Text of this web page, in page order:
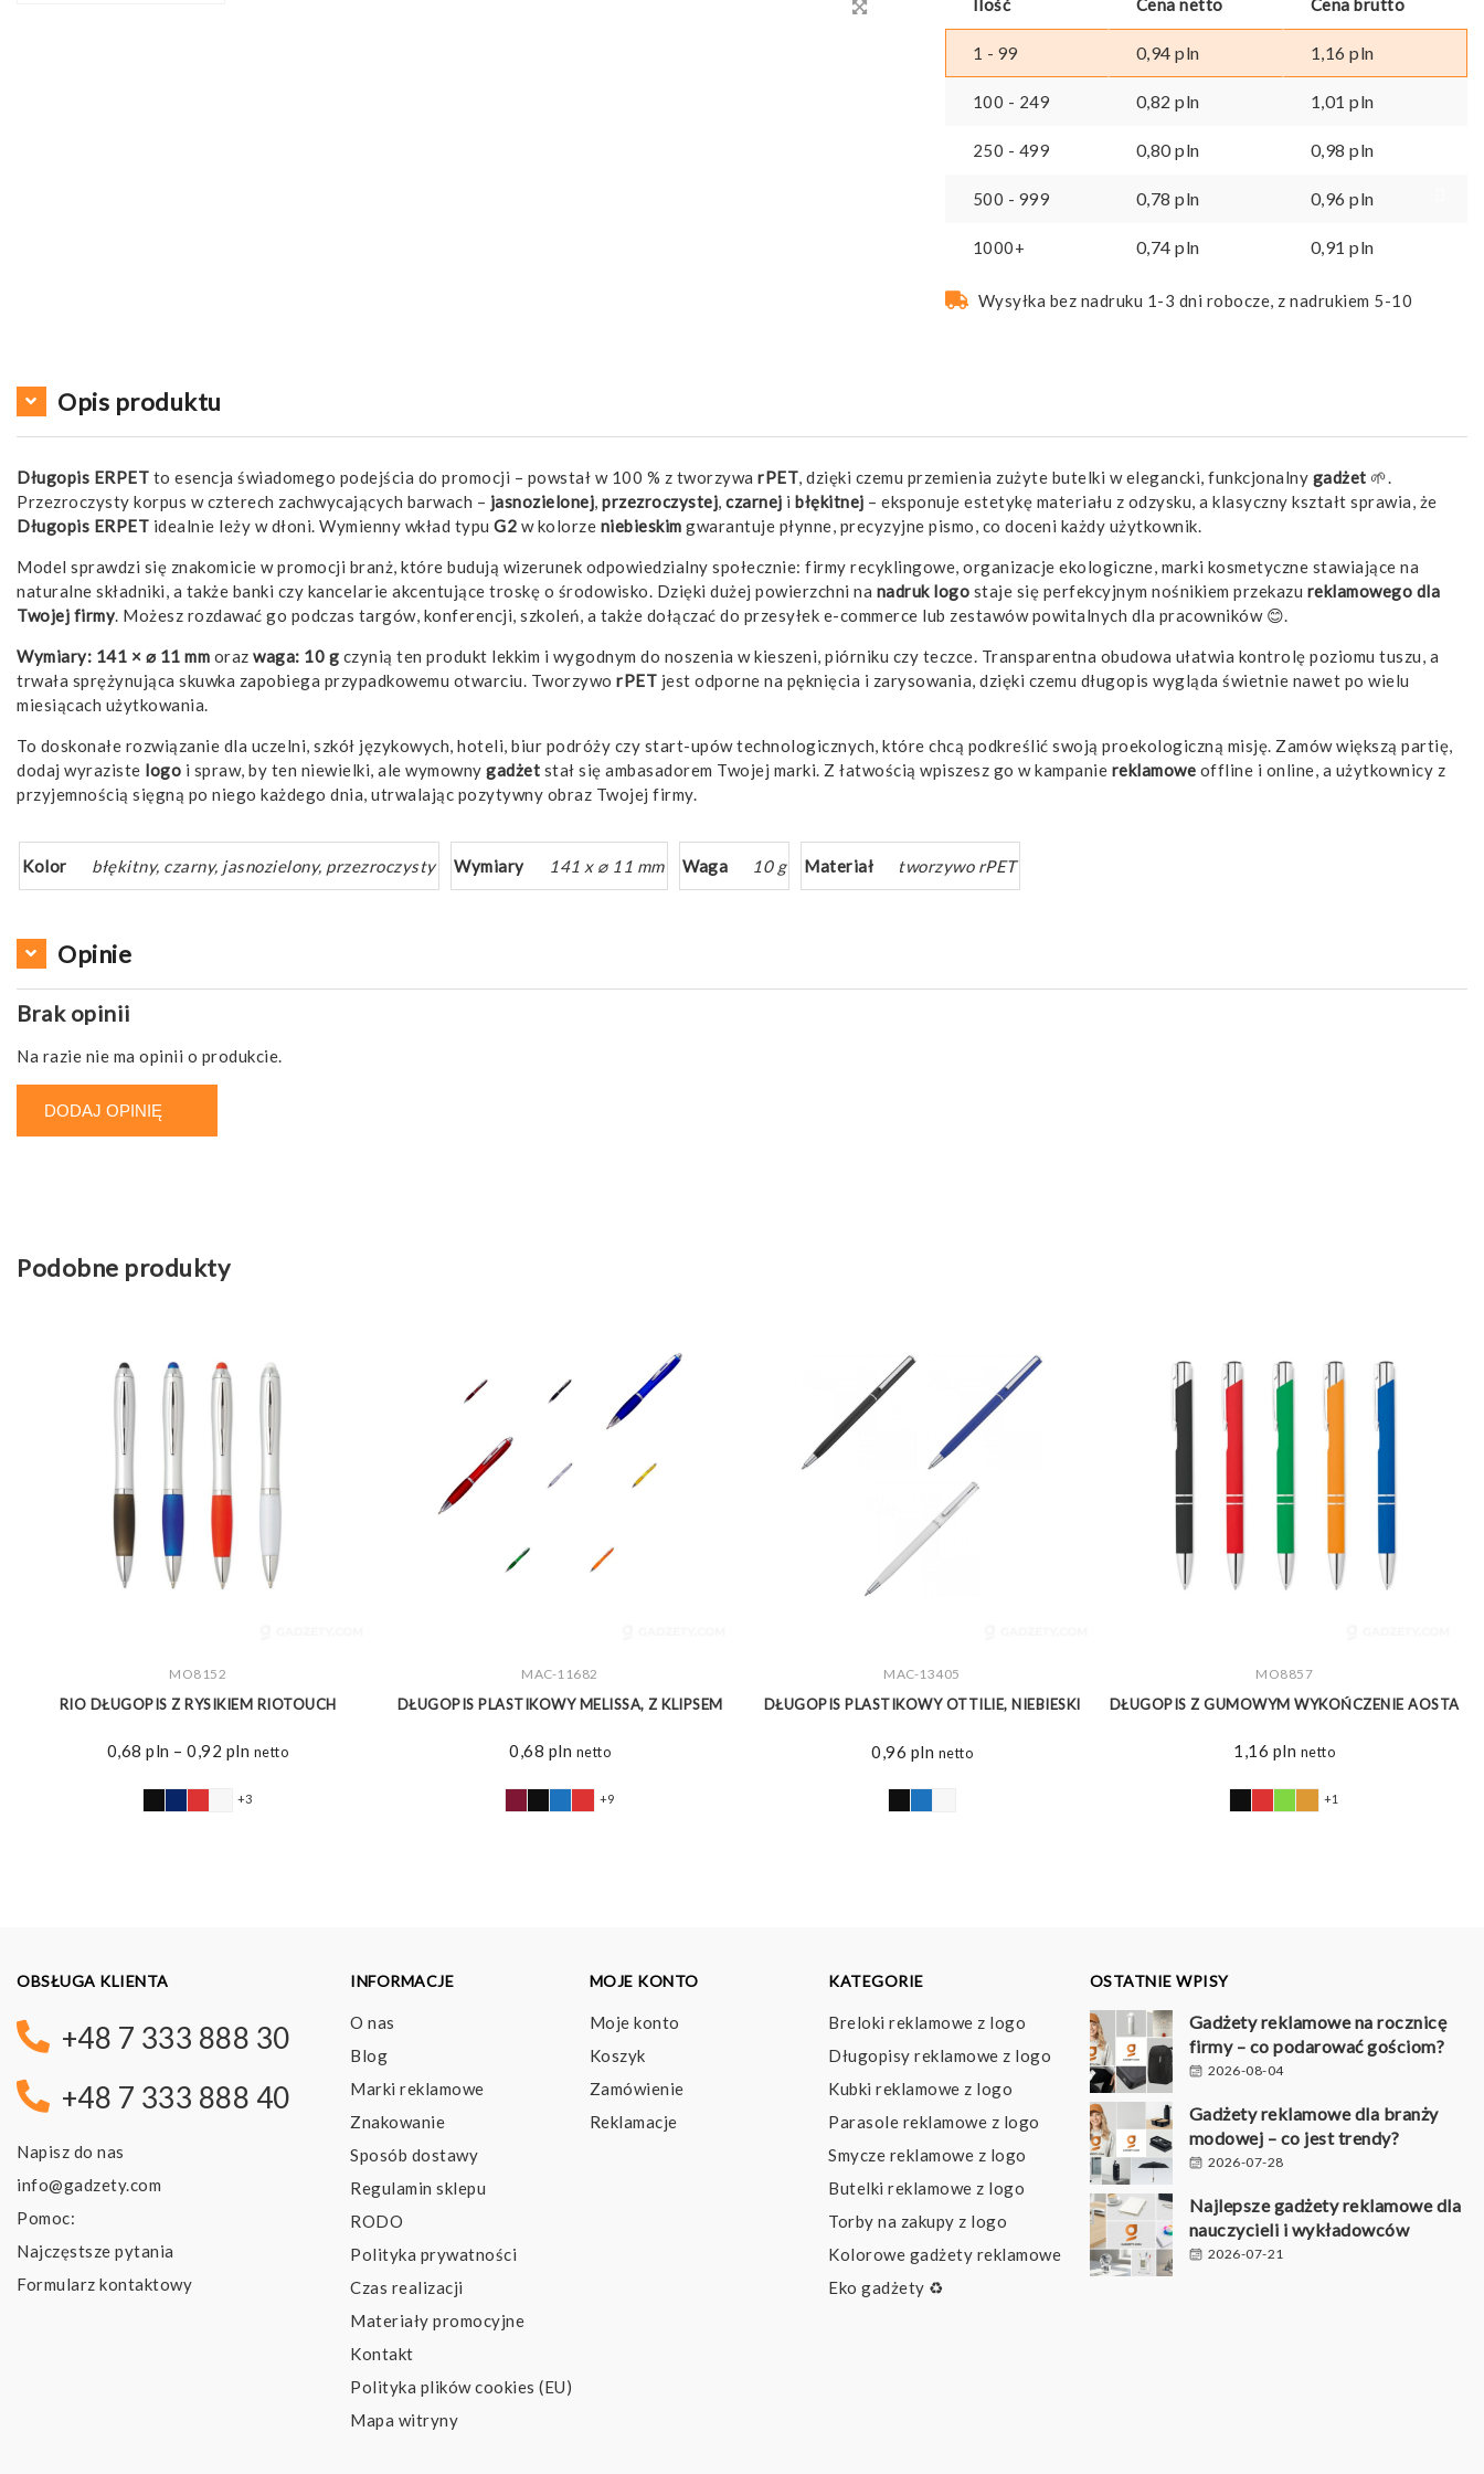
1 - 99 0,94pln 1,16pln
100 - 249 0,82pln 1,01pln
250 - 499 0,80pln 0,98pln
500 - 999 0,78pln 0,96pln
1000+ 0,74pln 0,91pln
Wysyłka bez nadruku 1-3 dni robocze, z nadrukiem 5-10
Opis produktu
Długopis ERPET to esencja świadomego podejścia do promocji – powstał w 100 % z tworzywa rPET , dzięki czemu przemienia zużyte butelki w elegancki, funkcjonalny gadżet 🌱.
Przezroczysty korpus w czterech zachwycających barwach – jasnozielonej przezroczystej czarnej i błękitnej – eksponuje estetykę materiału z odzysku, a klasyczny kształt sprawia, że
Długopis ERPET idealnie leży w dłoni. Wymienny wkład typu G2 w kolorze niebieskim gwarantuje płynne, precyzyjne pismo, co doceni każdy użytkownik.
Model sprawdzi się znakomicie w promocji branż, które budują wizerunek odpowiedzialny społecznie: firmy recyklingowe, organizacje ekologiczne, marki kosmetyczne stawiające na
naturalne składniki, a także banki czy kancelarie akcentujące troskę o środowisko. Dzięki dużej powierzchni na nadruk logo staje się perfekcyjnym nośnikiem przekazu reklamowego dla
Twojej firmy. Możesz rozdawać go podczas targów, konferencji, szkoleń, a także dołączać do przesyłek e-commerce lub zestawów powitalnych dla pracowników 😊.
Wymiary: 141 × ⌀ 11 mm oraz waga: 10 g czynią ten produkt lekkim i wygodnym do noszenia w kieszeni, piórniku czy teczce. Transparentna obudowa ułatwia kontrolę poziomu tuszu, a
trwała sprężynująca skuwka zapobiega przypadkowemu otwarciu. Tworzywo rPET jest odporne na pęknięcia i zarysowania, dzięki czemu długopis wygląda świetnie nawet po wielu
miesiącach użytkowania.
To doskonałe rozwiązanie dla uczelni, szkół językowych, hoteli, biur podróży czy start-upów technologicznych, które chcą podkreślić swoją proekologiczną misję. Zamów większą partię,
dodaj wyraziste logo i spraw, by ten niewielki, ale wymowny gadżet stał się ambasadorem Twojej marki. Z łatwością wpiszesz go w kampanie reklamowe offline i online, a użytkownicy z
przyjemnością sięgną po niego każdego dnia, utrwalając pozytywny obraz Twojej firmy.
Kolor błękitny, czarny, jasnozielony, przezroczysty Wymiary 141 x ⌀ 11 mm Waga 10 g Materiał tworzywo rPET
Opinie
Brak opinii
Na razie nie ma opinii o produkcie.
DODAJ OPINIĘ
Podobne produkty
ZOBACZ WIĘCEJ
MO8152
RIO DŁUGOPIS Z RYSIKIEM RIOTOUCH
0,68pln – 0,92 pln Zakres
0,68 pln
netto
+3
ZOBACZ WIĘCEJ
MAC-11682
DŁUGOPIS PLASTIKOWY MELISSA, Z KLIPSEM
0,68 pln netto
+9
ZOBACZ WIĘCEJ
MAC-13405
DŁUGOPIS PLASTIKOWY OTTILIE, NIEBIESKI
0,96 pln netto
ZOBACZ WIĘCEJ
MO8857
DŁUGOPIS Z GUMOWYM WYKOŃCZENIE AOSTA
1,16 pln netto
+1
OBSŁUGA KLIENTA
+48 7 333 888 30
+48 7 333 888 40
Napisz do nas
info@gadzety.com
Pomoc:
Najczęstsze pytania
Formularz kontaktowy
INFORMACJE
O nas
Blog
Marki reklamowe
Znakowanie
Sposób dostawy
Regulamin sklepu
RODO
Polityka prywatności
Czas realizacji
Materiały promocyjne
Kontakt
Polityka plików cookies (EU)
Mapa witryny
MOJE KONTO
Moje konto
Koszyk
Zamówienie
Reklamacje
KATEGORIE
Breloki reklamowe z logo
Długopisy reklamowe z logo
Kubki reklamowe z logo
Parasole reklamowe z logo
Smycze reklamowe z logo
Butelki reklamowe z logo
Torby na zakupy z logo
Kolorowe gadżety reklamowe
Eko gadżety ♻️
OSTATNIE WPISY
Gadżety reklamowe na rocznicę
firmy – co podarować gościom?
2026-08-04
Gadżety reklamowe dla branży
modowej – co jest trendy?
2026-07-28
Najlepsze gadżety reklamowe dla
nauczycieli i wykładowców
2026-07-21